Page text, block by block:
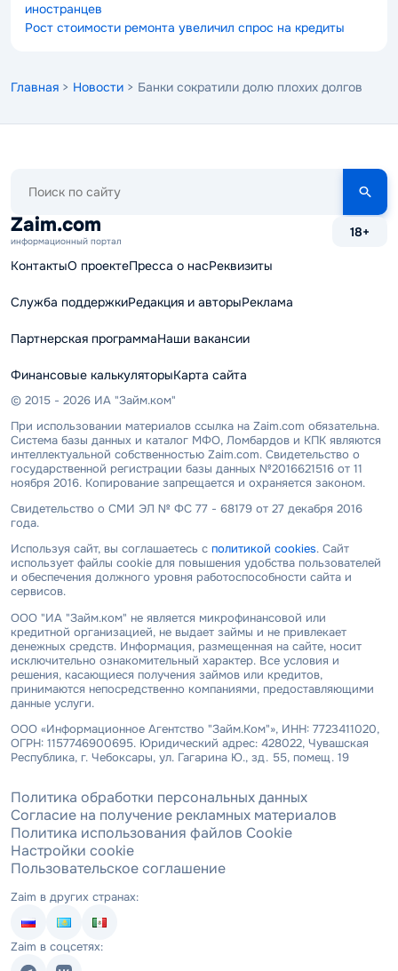
иностранцев
Рост стоимости ремонта увеличил спрос на кредиты
Главная > Новости > Банки сократили долю плохих долгов
сайту
Zaim.com
информационный портал
18+
КонтактыО проектеПресса о насРеквизиты
Служба поддержкиРедакция и авторыРеклама
Партнерская программаНаши вакансии
Финансовые калькуляторыКарта сайта
© 2015 - 2026 ИА "Займ.ком"
При использовании материалов ссылка на Zaim.com обязательна.
Система базы данных и каталог МФО, Ломбардов и КПК являются
интеллектуальной собственностью Zaim.com. Свидетельство о
государственной регистрации базы данных №2016621516 от 11
ноября 2016. Копирование запрещается и охраняется законом.
Свидетельство о СМИ ЭЛ № ФС 77 - 68179 от 27 декабря 2016
года.
Используя сайт, вы соглашаетесь с политикой cookies. Сайт
использует файлы cookie для повышения удобства пользователей
и обеспечения должного уровня работоспособности сайта и
сервисов.
ООО "ИА "Займ.ком" не является микрофинансовой или
кредитной организацией, не выдает займы и не привлекает
денежных средств. Информация, размещенная на сайте, носит
исключительно ознакомительный характер. Все условия и
решения, касающиеся получения займов или кредитов,
принимаются непосредственно компаниями, предоставляющими
данные услуги.
ООО «Информационное Агентство "Займ.Ком"», ИНН: 7723411020,
ОГРН: 1157746900695. Юридический адрес: 428022, Чувашская
Республика, г. Чебоксары, ул. Гагарина Ю., зд. 55, помещ. 19
Политика обработки персональных данных
Согласие на получение рекламных материалов
Политика использования файлов Cookie
Настройки cookie
Пользовательское соглашение
Zaim в других странах:
Zaim в соцсетях: